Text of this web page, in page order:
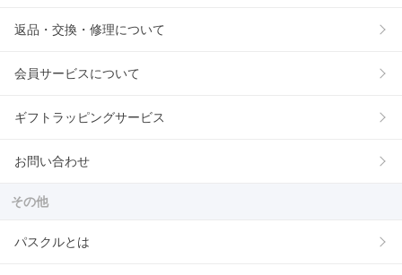
返品・交換・修理について
会員サービスについて
ギフトラッピングサービス
お問い合わせ
その他
パスクルとは